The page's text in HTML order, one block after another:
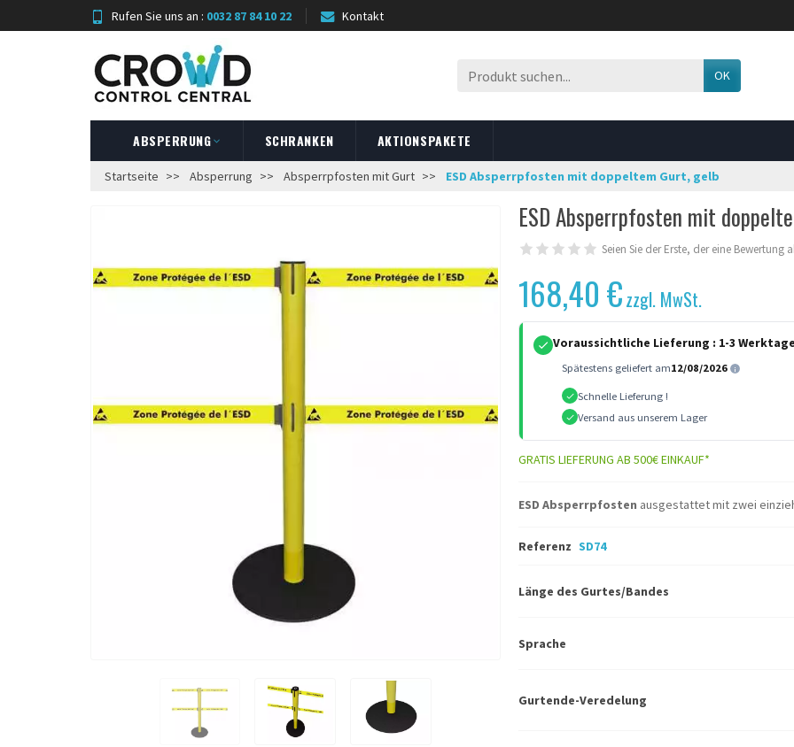
Rufen Sie uns an : 0032 87 84 10 22 Kontakt
OK
ABSPERRUNG SCHRANKEN AKTIONSPAKETE
Startseite Absperrung Absperrpfosten mit Gurt ESD Absperrpfosten mit doppeltem Gurt, gelb
ESD Absperrpfosten mit
Seien Sie der Erste, der eine Bewertung
168,40 €zzgl. MwSt.
Voraussichtliche Lieferung : 1-3
Spätestens geliefert am12/08/2026
Schnelle Lieferung !
Versand aus unserem Lager
GRATIS LIEFERUNG AB 500€ EINKAUF*
ESD Absperrpfosten ausgestattet mit zwei
Referenz SD74
Länge des Gurtes/Bandes
Sprache
Gurtende-Veredelung